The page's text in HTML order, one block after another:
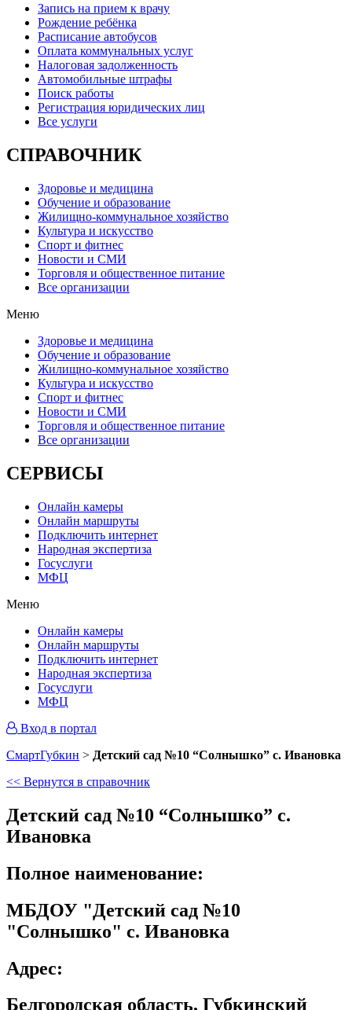
Запись на прием к врачу
Рождение ребёнка
Расписание автобусов
Оплата коммунальных услуг
Налоговая задолженность
Автомобильные штрафы
Поиск работы
Регистрация юридических лиц
Все услуги
СПРАВОЧНИК
Здоровье и медицина
Обучение и образование
Жилищно-коммунальное хозяйство
Культура и искусство
Спорт и фитнес
Новости и СМИ
Торговля и общественное питание
Все организации
Меню
Здоровье и медицина
Обучение и образование
Жилищно-коммунальное хозяйство
Культура и искусство
Спорт и фитнес
Новости и СМИ
Торговля и общественное питание
Все организации
СЕРВИСЫ
Онлайн камеры
Онлайн маршруты
Подключить интернет
Народная экспертиза
Госуслуги
МФЦ
Меню
Онлайн камеры
Онлайн маршруты
Подключить интернет
Народная экспертиза
Госуслуги
МФЦ
Вход в портал
СмартГубкин > Детский сад №10 “Солнышко” с. Ивановка
<< Вернутся в справочник
Детский сад №10 “Солнышко” с.
Ивановка
Полное наименование:
МБДОУ "Детский сад №10
"Солнышко" с. Ивановка
Адрес:
Белгородская область, Губкинский